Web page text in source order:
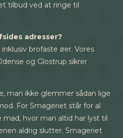
tilbud ved at ringe til
adresser?
brofaste øer. Vores
og Glostrup sikrer
man ikke glemmer sådan lige
For Smageriet står for al
hvor man altid har lyst til
aldrig slutter. Smageriet